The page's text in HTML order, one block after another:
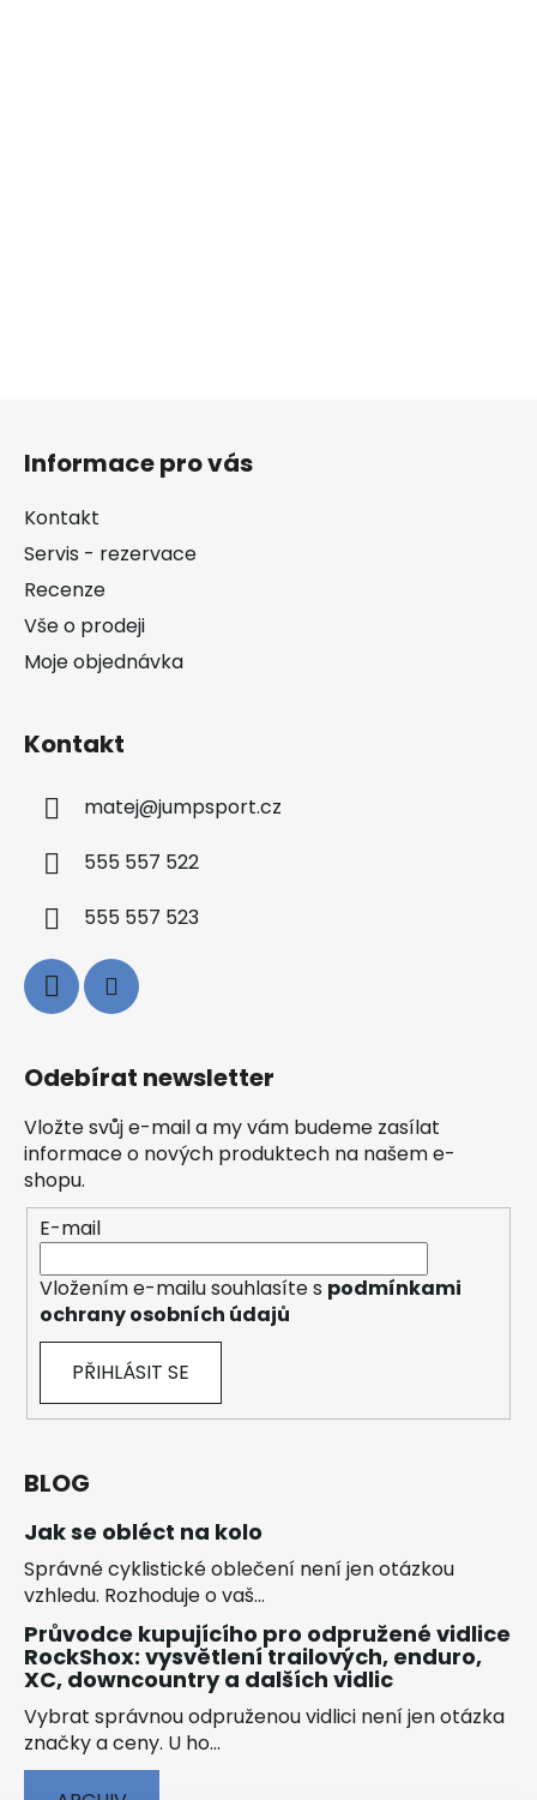
Informace pro vás
Kontakt
Servis - rezervace
Recenze
Vše o prodeji
Moje objednávka
Kontakt
matej@jumpsport.cz
555 557 522
555 557 523
Odebírat newsletter
Vložte svůj e-mail a my vám budeme zasílat
informace o nových produktech na našem e-
shopu.
E-mail
Vložením e-mailu souhlasíte s podmínkami
ochrany osobních údajů
PŘIHLÁSIT SE
BLOG
Jak se obléct na kolo
Správné cyklistické oblečení není jen otázkou
vzhledu. Rozhoduje o vaš...
Průvodce kupujícího pro odpružené vidlice
RockShox: vysvětlení trailových, enduro,
XC, downcountry a dalších vidlic
Vybrat správnou odpruženou vidlici není jen otázka
značky a ceny. U ho...